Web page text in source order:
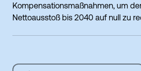
Kompensationsmaßnahmen, um
Nettoausstoß bis 2040 auf null zu